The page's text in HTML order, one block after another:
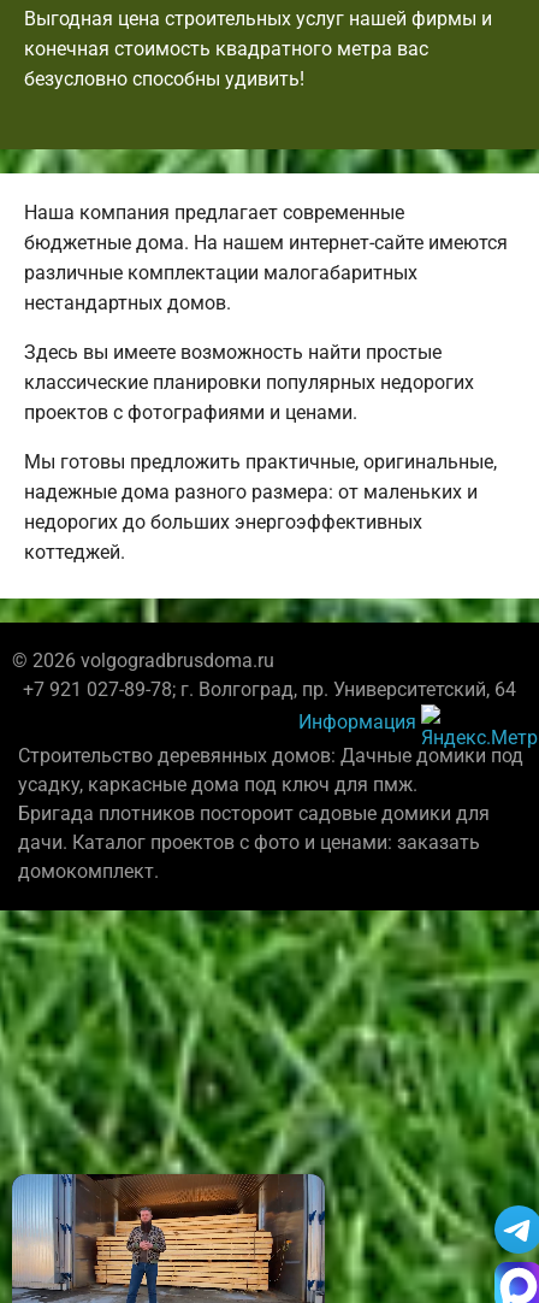
Выгодная цена строительных услуг нашей фирмы и
конечная стоимость квадратного метра вас
безусловно способны удивить!
Наша компания предлагает современные
бюджетные дома. На нашем интернет-сайте имеются
различные комплектации малогабаритных
нестандартных домов.
Здесь вы имеете возможность найти простые
классические планировки популярных недорогих
проектов с фотографиями и ценами.
Мы готовы предложить практичные, оригинальные,
надежные дома разного размера: от маленьких и
недорогих до больших энергоэффективных
коттеджей.
© 2026 volgogradbrusdoma.ru
+7 921 027-89-78; г. Волгоград, пр. Университетский, 64
Информация
Строительство деревянных домов: Дачные домики под
усадку, каркасные дома под ключ для пмж.
Бригада плотников постороит садовые домики для
дачи. Каталог проектов с фото и ценами: заказать
домокомплект.